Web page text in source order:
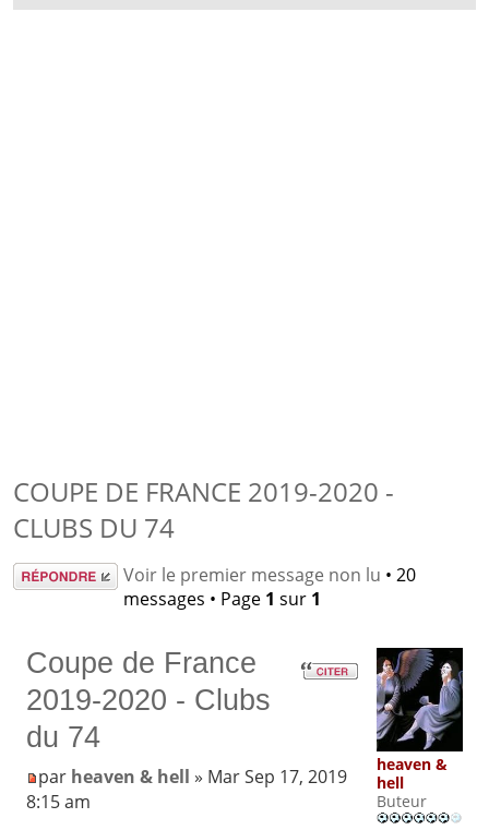
COUPE DE FRANCE 2019-2020 -
CLUBS DU 74
Répondre Voir le premier message non lu • 20
messages • Page 1 sur 1
Coupe de France
2019-2020 - Clubs
du 74
par heaven & hell » Mar Sep 17, 2019
8:15 am
heaven &
hell
Buteur